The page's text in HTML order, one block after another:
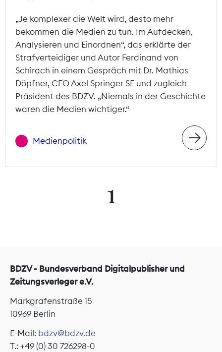
„Je komplexer die Welt wird, desto mehr
bekommen die Medien zu tun. Im Aufdecken,
Analysieren und Einordnen“, das erklärte der
Strafverteidiger und Autor Ferdinand von
Schirach in einem Gespräch mit Dr. Mathias
Döpfner, CEO Axel Springer SE und zugleich
Präsident des BDZV. „Niemals in der Geschichte
waren die Medien wichtiger.“
Medienpolitik
1
BDZV - Bundesverband Digitalpublisher und
Zeitungsverleger e.V.
Markgrafenstraße 15
10969 Berlin
E-Mail: bdzv@bdzv.de
T.: +49 (0) 30 726298-0